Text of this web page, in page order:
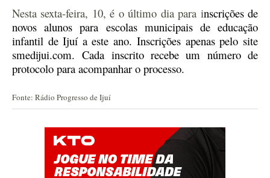
Nesta sexta-feira, 10, é o último dia para inscrições de
novos alunos para escolas municipais de educação
infantil de Ijuí a este ano. Inscrições apenaspelo site
smedijui.com. Cada inscrito recebe um número de
protocolo para acompanhar o processo.
Fonte: Rádio Progresso de Ijuí